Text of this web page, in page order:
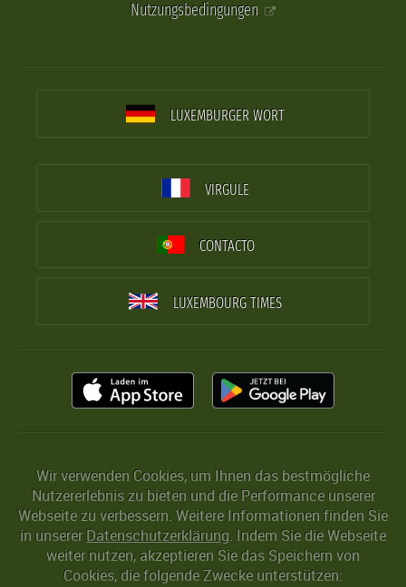
Nutzungsbedingungen
LUXEMBURGER WORT
VIRGULE
CONTACTO
LUXEMBOURG TIMES
Wir verwenden Cookies, um Ihnen das bestmögliche
Nutzererlebnis zu bieten und die Performance unserer
Webseite zu verbessern. Weitere Informationen finden Sie
in unserer Datenschutzerklärung. Indem Sie die Webseite
weiter nutzen, akzeptieren Sie das Speichern von
Cookies, die folgende Zwecke unterstützen: